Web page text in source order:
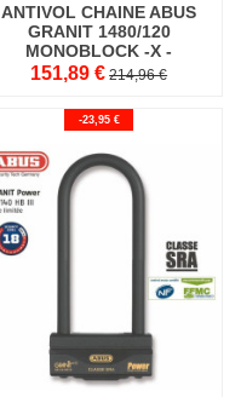
ANTIVOL CHAINE ABUS
GRANIT 1480/120
MONOBLOCK -X -
HOMOLOGATION SRA
151,89 € 214,96 €
-23,95 €